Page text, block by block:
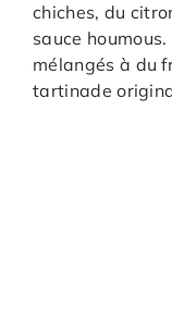
chiches, du
sauce
mélangés à du
tartinade